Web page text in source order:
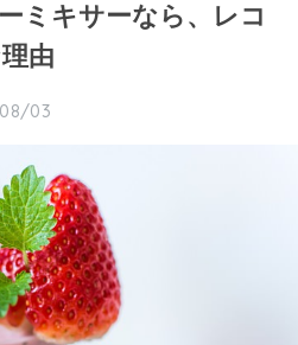
ミキサーなら、レコ
由
03